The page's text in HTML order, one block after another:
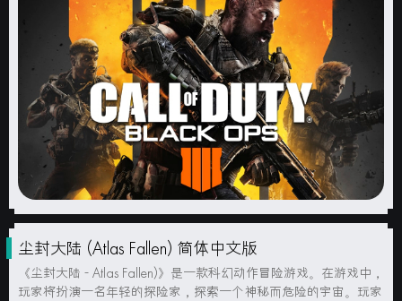
尘封大陆 (Atlas Fallen) 简体中文版
《尘封大陆 - Atlas Fallen)》是一款科幻动作冒险游戏。在游戏中，
玩家将扮演一名年轻的探险家，探索一个神秘而危险的宇宙。玩家